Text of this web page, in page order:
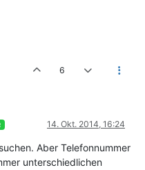
6
14. Okt. 2014, 16:24
Aber Telefonnummer
unterschiedlichen